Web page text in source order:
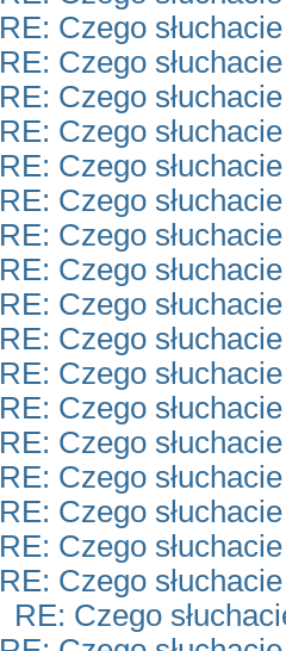
RE: Czego
RE: Czego
RE: Czego
RE: Czego
RE: Czego
RE: Czego
RE: Czego
RE: Czego
RE: Czego
RE: Czego
RE: Czego
RE: Czego
RE: Czego
RE: Czego
RE: Czego
RE: Czego
RE: Czego
RE: Czego